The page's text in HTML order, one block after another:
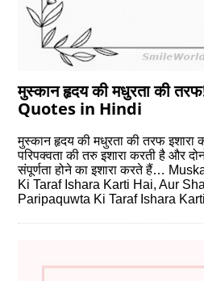
मुस्‍कान हृदय की मधुरता की
Quotes in Hindi
मुस्‍कान हृदय की मधुरता की तरफ इशारा
परिपक्‍वता की तरु इशारा करती है और
संपूर्णता होने का इशारा करते हैं…
Ki Taraf Ishara Karti Hai, Aur
Paripaquwta Ki Taraf Ishara